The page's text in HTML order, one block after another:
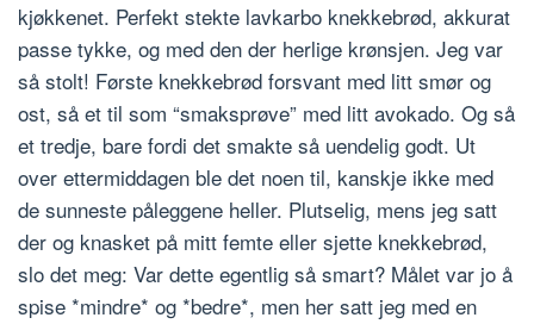
kjøkkenet. Perfekt stekte lavkarbo knekkebrød, akkurat
passe tykke, og med den der herlige krønsjen. Jeg var
så stolt! Første knekkebrød forsvant med litt smør og
ost, så et til som “smaksprøve” med litt avokado. Og så
et tredje, bare fordi det smakte så uendelig godt. Ut
over ettermiddagen ble det noen til, kanskje ikke med
de sunneste påleggene heller. Plutselig, mens jeg satt
der og knasket på mitt femte eller sjette knekkebrød,
slo det meg: Var dette egentlig så smart? Målet var jo å
spise *mindre* og *bedre*, men her satt jeg med en